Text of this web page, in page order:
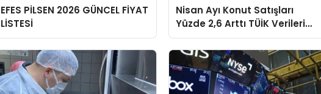
EFES PİLSEN 2026 GÜNCEL FİYAT
LİSTESİ
Nisan Ayı Konut Satışları
Yüzde 2,6 Arttı TÜİK Verileri
Açıklandı